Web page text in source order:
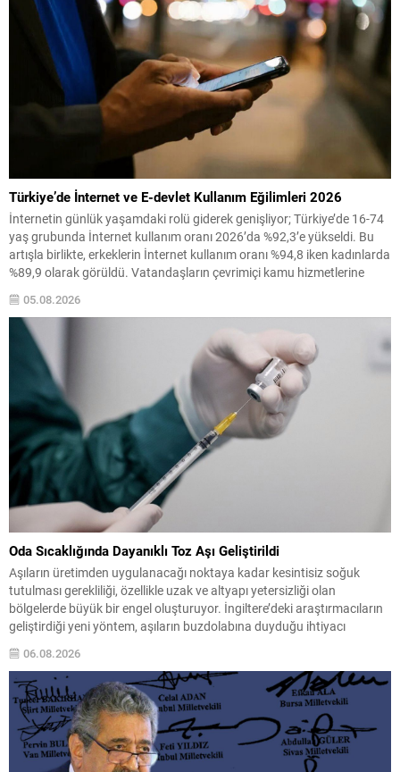
Türkiye’de İnternet ve E-devlet Kullanım Eğilimleri 2026
İnternetin günlük yaşamdaki rolü giderek genişliyor; Türkiye’de 16-74
yaş grubunda İnternet kullanım oranı 2026’da %92,3’e yükseldi. Bu
artışla birlikte, erkeklerin İnternet kullanım oranı %94,8 iken kadınlarda
%89,9 olarak görüldü. Vatandaşların çevrimiçi kamu hizmetlerine
erişimi de yaygınlaşıyor. Son 12 ayda e-devlet hizmetlerinden
yararlananların oranı %76 olurken, erkeklerde bu oran %82,7,
kadınlarda...
05.08.2026
Oda Sıcaklığında Dayanıklı Toz Aşı Geliştirildi
Aşıların üretimden uygulanacağı noktaya kadar kesintisiz soğuk
tutulması gerekliliği, özellikle uzak ve altyapı yetersizliği olan
bölgelerde büyük bir engel oluşturuyor. İngiltere’deki araştırmacıların
geliştirdiği yeni yöntem, aşıların buzdolabına duyduğu ihtiyacı
azaltma potansiyeli taşıyan bir çözüm sunuyor. Bilim insanları, sıvı
formdaki tetanoz-difteri aşısını özel bir kurutma süreciyle toz hâline
getirerek, oda sıcaklığında...
06.08.2026